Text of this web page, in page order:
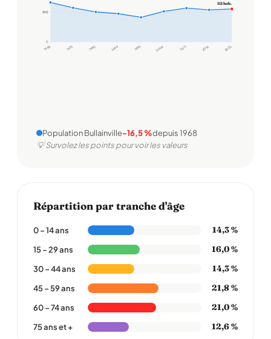
0
100
100
1968 1975 1982 1990 1999 2006 2011 2016 2022
111 hab.
Population Bullainville-16,5 %depuis 1968
💡 Survolez les points pour voir les valeurs
Répartition par tranche d'âge
0 – 14 ans 14,3 %
15 – 29 ans 16,0 %
30 – 44 ans 14,3 %
45 – 59 ans 21,8 %
60 – 74 ans 21,0 %
75 ans et + 12,6 %